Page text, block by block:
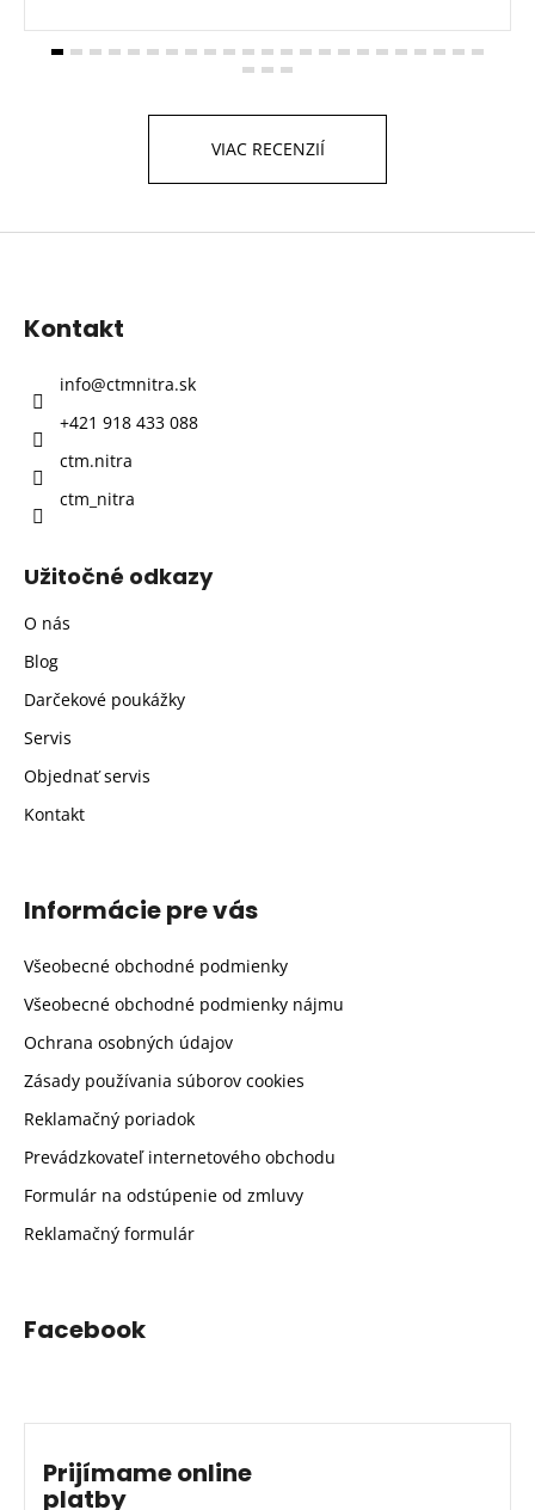
VIAC RECENZIÍ
Z
Kontakt
info@ctmnitra.sk
+421 918 433 088
ctm.nitra
ctm_nitra
Užitočné odkazy
O nás
Blog
Darčekové poukážky
Servis
Objednať servis
Kontakt
Informácie pre vás
Všeobecné obchodné podmienky
Všeobecné obchodné podmienky nájmu
Ochrana osobných údajov
Zásady používania súborov cookies
Reklamačný poriadok
Prevádzkovateľ internetového obchodu
Formulár na odstúpenie od zmluvy
Reklamačný formulár
Facebook
Prijímame online
platby